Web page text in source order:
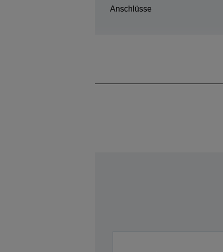
Anschlüsse